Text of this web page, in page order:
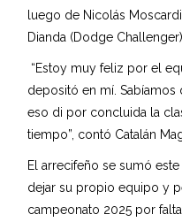
luego de Nicolás
Dianda (Dodge Challenger).
“Estoy muy feliz por el
depositó en mí. Sabíamos
eso di por concluida la
tiempo”, contó Catalán
El arrecifeño se sumó
dejar su propio equipo y
campeonato 2025 por